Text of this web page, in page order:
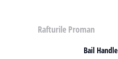
Rafturile Proman
Bail Handle